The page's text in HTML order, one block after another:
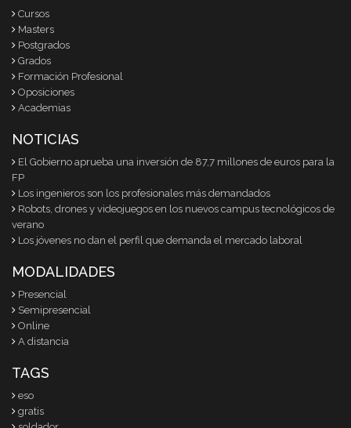
Cursos
Masters
Postgrados
Grados
Formación Profesional
Oposiciones
Academias
NOTICIAS
El Gobierno aprueba una inversión de 87,7 millones de euros para la
FP
Los ingenieros son los profesionales más demandados
Robots, drones y videojuegos en los nuevos campus tecnológicos de
verano
Los jóvenes no dan el perfil que demanda el mercado laboral
MODALIDADES
Presencial
Semipresencial
Online
A distancia
TAGS
eso
gratis